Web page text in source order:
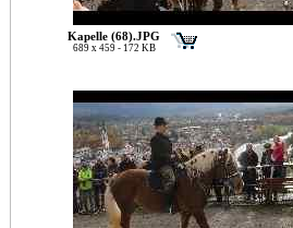
Kapelle (68).JPG
689 x 459 - 172 KB